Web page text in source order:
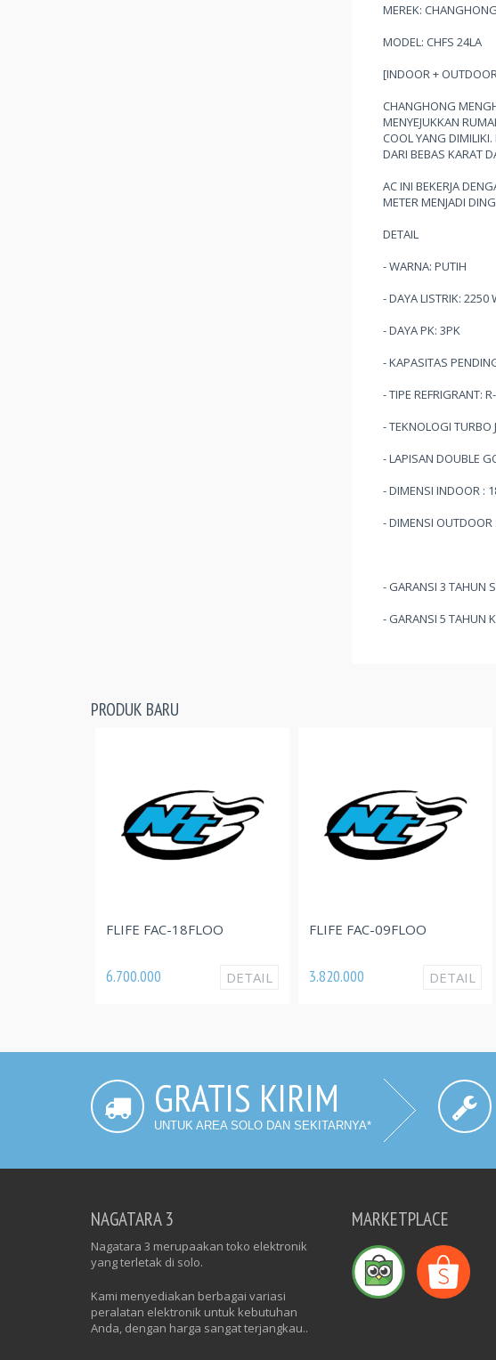
MEREK: CHANGHONG
MODEL: CHFS 24LA
[INDOOR +
CHANGHONG
MENYEJUKKAN
COOL YANG
DARI BEBAS KARAT
AC INI BEKERJA
METER MENJADI
DETAIL
- WARNA: PUTIH
- DAYA LISTRIK: 2250
- DAYA PK: 3PK
- KAPASITAS
- TIPE REFRIGRANT:
- TEKNOLOGI TURBO
- LAPISAN DOUBLE
- DIMENSI INDOOR :
- DIMENSI
- GARANSI 3 TAHUN
- GARANSI 5 TAHUN
PRODUK BARU
FLIFE FAC-18FLOO FLIFE FAC-09FLOO
3.820.000
FLIFE
3.700.000
GRATIS KIRIM
UNTUK AREA SOLO DAN SEKITARNYA*
NAGATARA 3
Nagatara 3 merupaakan toko elektronik
yang terletak di solo.
Kami menyediakan berbagai variasi
peralatan elektronik untuk kebutuhan
Anda, dengan harga sangat terjangkau..
MARKETPLACE